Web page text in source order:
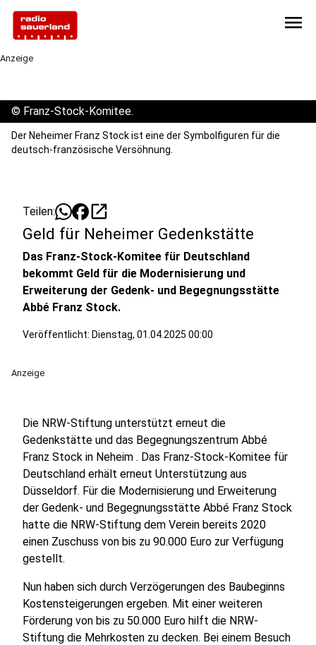
menu
Anzeige
© Franz-Stock-Komitee.
Der Neheimer Franz Stock ist eine der Symbolfiguren für die
deutsch-französische Versöhnung.
Teilen: open_in_new
Geld für Neheimer Gedenkstätte
Das Franz-Stock-Komitee für Deutschland
bekommt Geld für die Modernisierung und
Erweiterung der Gedenk- und Begegnungsstätte
Abbé Franz Stock.
Veröffentlicht: Dienstag, 01.04.2025 00:00
Anzeige
Die NRW-Stiftung unterstützt erneut die
Gedenkstätte und das Begegnungszentrum Abbé
Franz Stock in Neheim . Das Franz-Stock-Komitee für
Deutschland erhält erneut Unterstützung aus
Düsseldorf. Für die Modernisierung und Erweiterung
der Gedenk- und Begegnungsstätte Abbé Franz Stock
hatte die NRW-Stiftung dem Verein bereits 2020
einen Zuschuss von bis zu 90.000 Euro zur Verfügung
gestellt.
Nun haben sich durch Verzögerungen des Baubeginns
Kostensteigerungen ergeben. Mit einer weiteren
Förderung von bis zu 50.000 Euro hilft die NRW-
Stiftung die Mehrkosten zu decken. Bei einem Besuch